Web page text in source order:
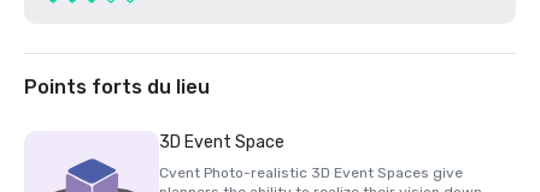
Points forts du lieu
3D Event Space
Cvent Photo-realistic 3D Event Spaces give